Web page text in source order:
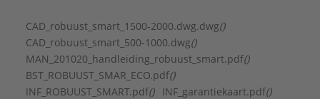
Compatible met Apple HomeKit: Nee
Compatible met Google Assistant: Nee
Diepte:
100 mm
Digitale indicatie: Ja
Elektrische aansluiting:
Aansluitsnoer met stekker
CAD_robuust_smart_1500-2000.dwg.dwg()
CAD_robuust_smart_500-1000.dwg()
MAN_201020_handleiding_robuust_smart.pdf()
BST_ROBUUST_SMAR_ECO.pdf()
INF_ROBUUST_SMART.pdf() INF_garantiekaart.pdf()